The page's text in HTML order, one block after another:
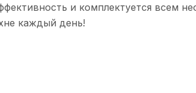
и комплектуется всем
каждый день!